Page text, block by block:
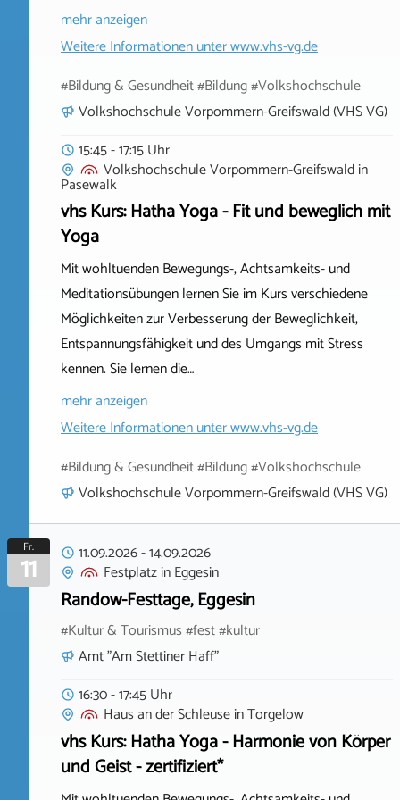
mehr anzeigen
Weitere Informationen unterwww.vhs-vg.de
#Bildung & Gesundheit #Bildung #Volkshochschule
Volkshochschule Vorpommern-Greifswald (VHS VG)
15:45 - 17:15 Uhr
Volkshochschule Vorpommern-Greifswaldin
Pasewalk
vhs Kurs: Hatha Yoga - Fit und beweglich mit
Yoga
Mit wohltuenden Bewegungs-, Achtsamkeits- und
Meditationsübungen lernen Sie im Kurs verschiedene
Möglichkeiten zur Verbesserung der Beweglichkeit,
Entspannungsfähigkeit und des Umgangs mit Stress
kennen. Sie lernen die…
mehr anzeigen
Weitere Informationen unterwww.vhs-vg.de
#Bildung & Gesundheit #Bildung #Volkshochschule
Volkshochschule Vorpommern-Greifswald (VHS VG)
Fr.
11 11.09.2026-14.09.2026
FestplatzinEggesin
Randow-Festtage, Eggesin
#Kultur & Tourismus #fest #kultur
Amt "Am Stettiner Haff"
16:30 - 17:45 Uhr
Haus an der SchleuseinTorgelow
vhs Kurs: Hatha Yoga - Harmonie von Körper
und Geist - zertifiziert*